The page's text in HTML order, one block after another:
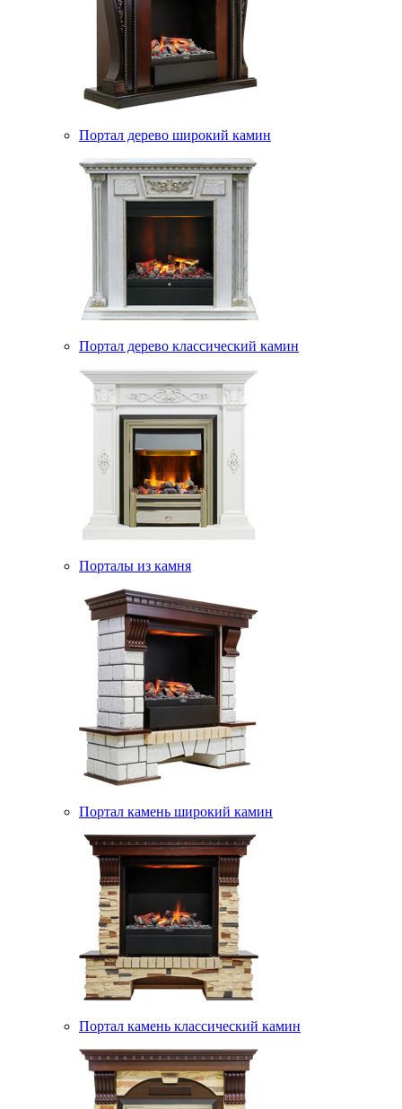
Портал дерево широкий камин
Портал дерево классический камин
Порталы из камня
Портал камень широкий камин
Портал камень классический камин